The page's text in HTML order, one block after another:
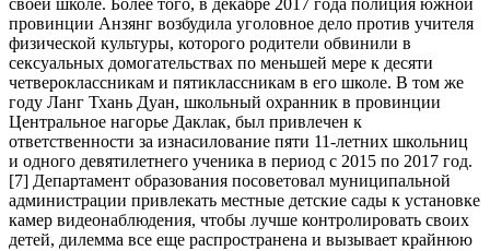
провинции Анзянг возбудила уголовное дело против учителя
физической культуры, которого родители обвинили в
сексуальных домогательствах по меньшей мере к десяти
четвероклассникам и пятиклассникам в его школе. В том же
году Ланг Тхань Дуан, школьный охранник в провинции
Центральное нагорье Даклак, был привлечен к
ответственности за изнасилование пяти 11-летних школьниц
и одного девятилетнего ученика в период с 2015 по 2017 год.
[7] Департамент образования посоветовал муниципальной
администрации привлекать местные детские сады к установке
камер видеонаблюдения, чтобы лучше контролировать своих
детей, дилемма все еще распространена и вызывает крайнюю